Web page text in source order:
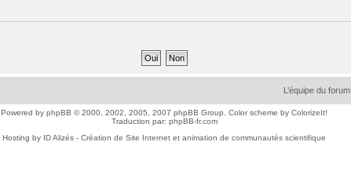
L’équipe du forum
Powered by phpBB © 2000, 2002, 2005, 2007 phpBB Group. Color scheme by ColorizeIt!
Traduction par: phpBB-fr.com
Hosting by ID Alizés - Création de Site Internet et animation de communautés scientifique